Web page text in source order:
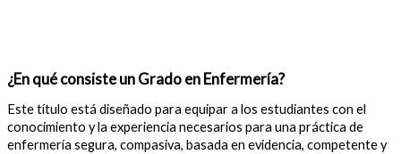
¿En qué consiste un Grado en Enfermería?
Este título está diseñado para equipar a los estudiantes con el
conocimiento y la experiencia necesarios para una práctica de
enfermería segura, compasiva, basada en evidencia, competente y